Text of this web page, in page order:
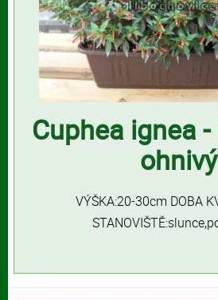
Cuphea ignea
ohnivý
VÝŠKA:20-30cm DOBA